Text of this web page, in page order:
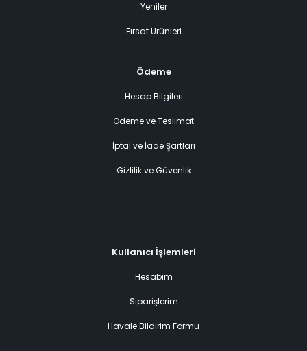
Yeniler
Fırsat Ürünleri
Ödeme
Hesap Bilgileri
Ödeme ve Teslimat
İptal ve İade Şartları
Gizlilik ve Güvenlik
Kullanıcı İşlemleri
Hesabım
Siparişlerim
Havale Bildirim Formu